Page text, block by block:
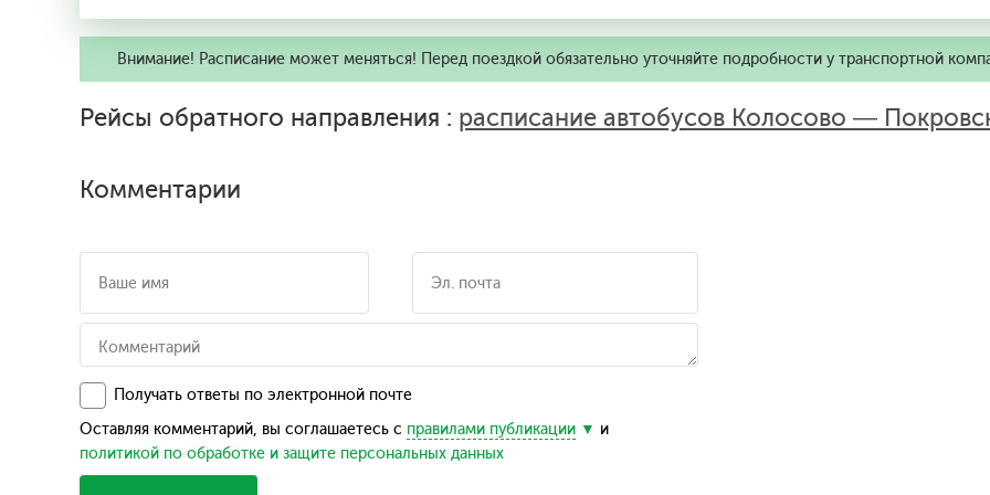
Внимание! Расписание может меняться! Перед поездкой обязательно уточняйте подробности у транспортной
Рейсы обратного направления : расписание автобусов Колосово —
Комментарии
Получать ответы по электронной почте
Оставляя комментарий, вы соглашаетесь с правилами публикации
и
политикой по обработке и защите персональных данных